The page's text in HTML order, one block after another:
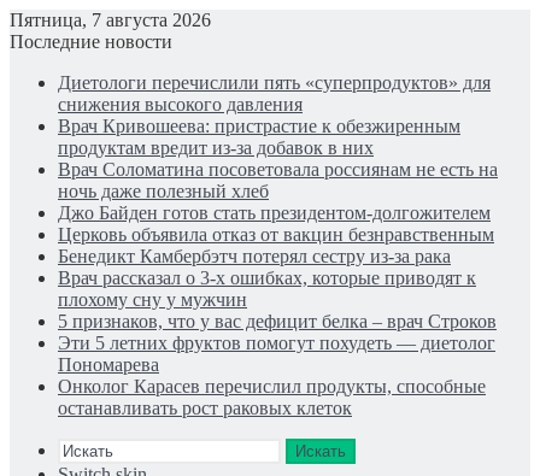
Пятница, 7 августа 2026
Последние новости
Диетологи перечислили пять «суперпродуктов» для
снижения высокого давления
Врач Кривошеева: пристрастие к обезжиренным
продуктам вредит из-за добавок в них
Врач Соломатина посоветовала россиянам не есть на
ночь даже полезный хлеб
Джо Байден готов стать президентом-долгожителем
Церковь объявила отказ от вакцин безнравственным
Бенедикт Камбербэтч потерял сестру из-за рака
Врач рассказал о 3-х ошибках, которые приводят к
плохому сну у мужчин
5 признаков, что у вас дефицит белка – врач Строков
Эти 5 летних фруктов помогут похудеть — диетолог
Пономарева
Онколог Карасев перечислил продукты, способные
останавливать рост раковых клеток
Искать